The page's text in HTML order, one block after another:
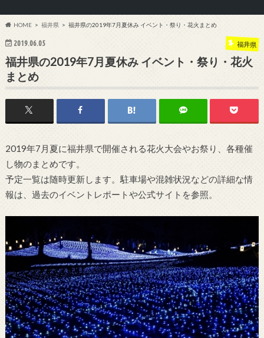
HOME 福井県 福井県の2019年7月夏休み イベント・祭り・花火まとめ
2019.06.05 福井県
福井県の2019年7月夏休み イベント・祭り・花火
まとめ
2019年7月夏に福井県で開催される花火大会やお祭り、各種催
し物のまとめです。
予定一覧は随時更新します。駐車場や混雑状況などの詳細な情
報は、過去のイベントレポートや公式サイトを参照。